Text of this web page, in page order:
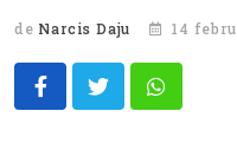
de Narcis Daju 14